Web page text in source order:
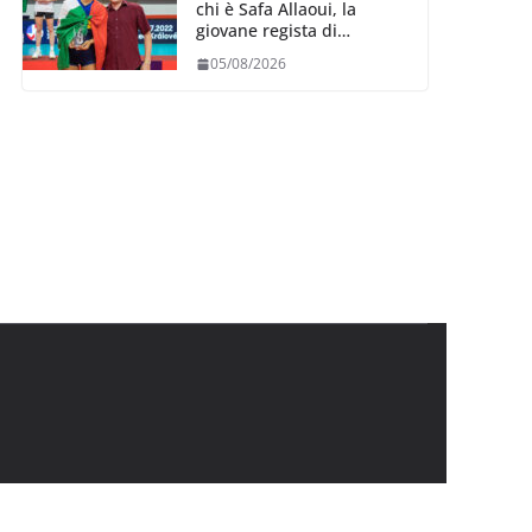
chi è Safa Allaoui, la
giovane regista di
collegiale di Cavalese
05/08/2026